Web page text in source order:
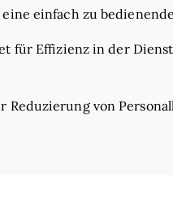
einfach zu
für Effizienz in der
Reduzierung von